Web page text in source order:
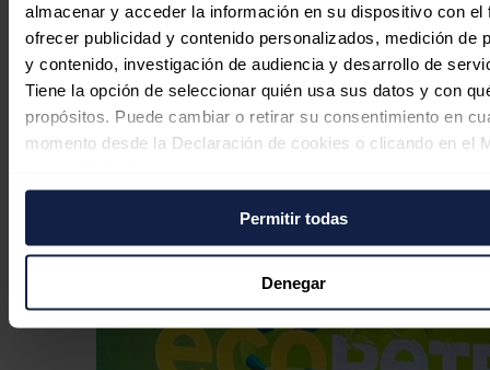
almacenar y acceder la información en su dispositivo con el
ofrecer publicidad y contenido personalizados, medición de
y contenido, investigación de audiencia y desarrollo de
Tiene la opción de seleccionar quién usa sus datos y con
propósitos. Puede cambiar o retirar su consentimiento en
momento desde la Declaración de cookies o clicando en el
Si lo permite, también quisiéramos:
Recopilar información sobre su ubicación geográfica
puede tener una precisión de varios metros
Identificar su dispositivo analizándolo activamente
características específicas (huellas digitales)
Obtenga más información sobre cómo se procesan sus
Permitir todas
Denegar
transición energética